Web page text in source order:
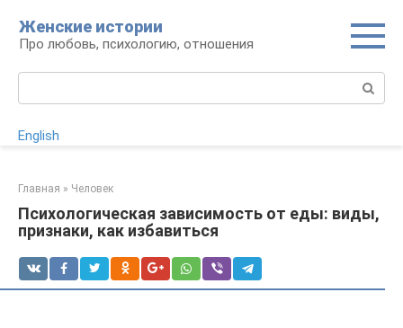
контенту
Женские истории
Про любовь, психологию, отношения
English
Главная » Человек
Психологическая зависимость от еды: виды,
признаки, как избавиться